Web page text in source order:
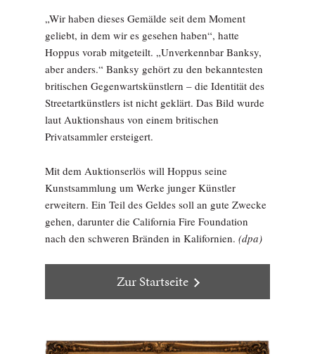
„Wir haben dieses Gemälde seit dem Moment
geliebt, in dem wir es gesehen haben“, hatte
Hoppus vorab mitgeteilt. „Unverkennbar Banksy,
aber anders.“ Banksy gehört zu den bekanntesten
britischen Gegenwartskünstlern – die Identität des
Streetartkünstlers ist nicht geklärt. Das Bild wurde
laut Auktionshaus von einem britischen
Privatsammler ersteigert.
Mit dem Auktionserlös will Hoppus seine
Kunstsammlung um Werke junger Künstler
erweitern. Ein Teil des Geldes soll an gute Zwecke
gehen, darunter die California Fire Foundation
nach den schweren Bränden in Kalifornien. (dpa)
Zur Startseite